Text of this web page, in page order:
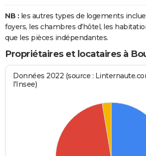
NB : les autres types de logements
foyers, les chambres d'hôtel, les
que les pièces indépendantes.
Propriétaires et locataires à
Données 2022 (source :
l'Insee)